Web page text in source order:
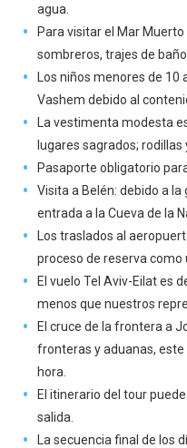
agua.
Para visitar el Mar
sombreros, trajes de
Los niños menores de
Vashem debido al
La vestimenta modesta
lugares sagrados;
Pasaporte obligatorio
Visita a Belén: debido a
entrada a la Cueva de la
Los traslados al
proceso de reserva como
El vuelo Tel Aviv-Eilat es
menos que nuestros
El cruce de la frontera a
fronteras y aduanas,
hora.
El itinerario del tour
salida.
La secuencia final de los